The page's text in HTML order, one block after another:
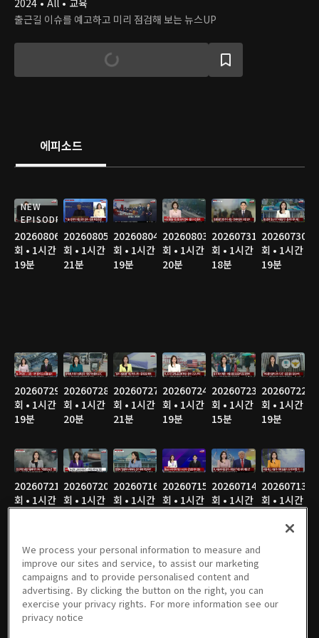
2024 • All • 교육
출근길 이슈를 예고하고 미리 점검해 보는 뉴스UP
에피소드
NEW
EPISODE
20260806
회 • 1시간
19분
20260805
회 • 1시간
21분
20260804
회 • 1시간
19분
20260803
회 • 1시간
20분
20260731
회 • 1시간
18분
20260730
회 • 1시간
19분
20260729
회 • 1시간
19분
20260728
회 • 1시간
20분
20260727
회 • 1시간
21분
20260724
회 • 1시간
19분
20260723
회 • 1시간
15분
20260722
회 • 1시간
19분
20260721
회 • 1시간
20260720
회 • 1시간
20260716
회 • 1시간
20260715
회 • 1시간
20260714
회 • 1시간
20260713
회 • 1시간
20260710
회 • 1시간
19분
20260709
회 • 1시간
20분
20260708
회 • 1시간
19분
20260707
회 • 1시간
20분
20260706
회 • 1시간
19분
회 • 1시간
20분
We process your personal information to measure and
improve our sites and service, to assist our marketing
campaigns and to provide personalised content and
advertising. By clicking the button on the right, you can
exercise your privacy rights. For more information see our
privacy notice